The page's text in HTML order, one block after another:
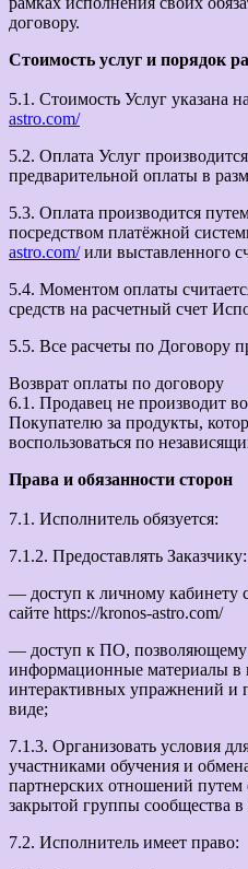
договору.
Стоимость услуг и порядок
5.1. Стоимость Услуг указана
astro.com/
5.2. Оплата Услуг
предварительной оплаты в
5.3. Оплата производится
посредством платёжной
astro.com/или выставленного
5.4. Моментом оплаты
средств на расчетный счет
5.5. Все расчеты по Договору
Возврат оплаты по договору
6.1. Продавец не производит
Покупателю за продукты,
воспользоваться по
Права и обязанности сторон
7.1. Исполнитель обязуется:
7.1.2. Предоставлять Заказчику:
— доступ к личному кабинету
сайте https://kronos-astro.com/
— доступ к ПО, позволяющему
информационные материалы в
интерактивных упражнений и
виде;
7.1.3. Организовать условия
участниками обучения и
партнерских отношений путем
закрытой группы сообщества в
7.2. Исполнитель имеет право: